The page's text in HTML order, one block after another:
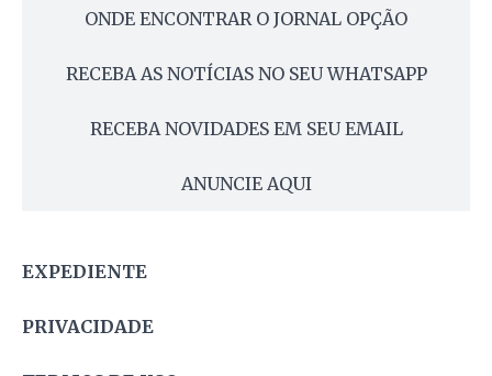
ONDE ENCONTRAR O JORNAL OPÇÃO
RECEBA AS NOTÍCIAS NO SEU WHATSAPP
RECEBA NOVIDADES EM SEU EMAIL
ANUNCIE AQUI
EXPEDIENTE
PRIVACIDADE